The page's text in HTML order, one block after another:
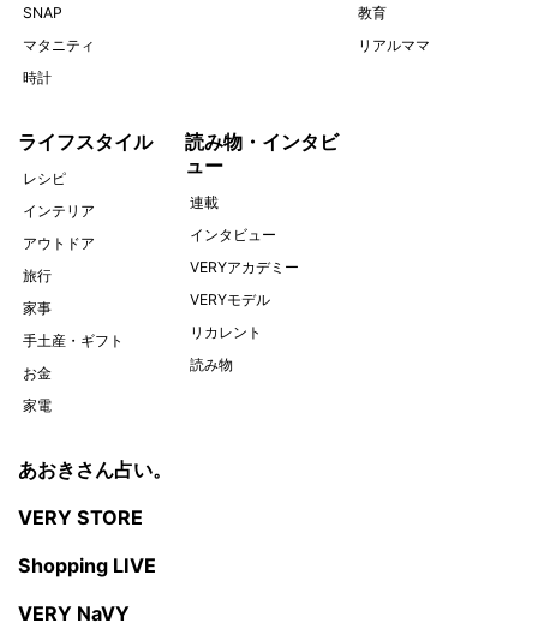
SNAP
マタニティ
時計
教育
リアルママ
ライフスタイル
レシピ
インテリア
アウトドア
旅行
家事
手土産・ギフト
お金
家電
読み物・インタビ
ュー
連載
インタビュー
VERYアカデミー
VERYモデル
リカレント
読み物
あおきさん占い。
VERY STORE
Shopping LIVE
VERY NaVY